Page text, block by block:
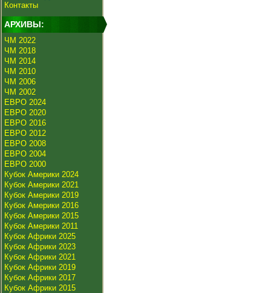
Контакты
АРХИВЫ:
ЧМ 2022
ЧМ 2018
ЧМ 2014
ЧМ 2010
ЧМ 2006
ЧМ 2002
ЕВРО 2024
ЕВРО 2020
ЕВРО 2016
ЕВРО 2012
ЕВРО 2008
ЕВРО 2004
ЕВРО 2000
Кубок Америки 2024
Кубок Америки 2021
Кубок Америки 2019
Кубок Америки 2016
Кубок Америки 2015
Кубок Америки 2011
Кубок Африки 2025
Кубок Африки 2023
Кубок Африки 2021
Кубок Африки 2019
Кубок Африки 2017
Кубок Африки 2015